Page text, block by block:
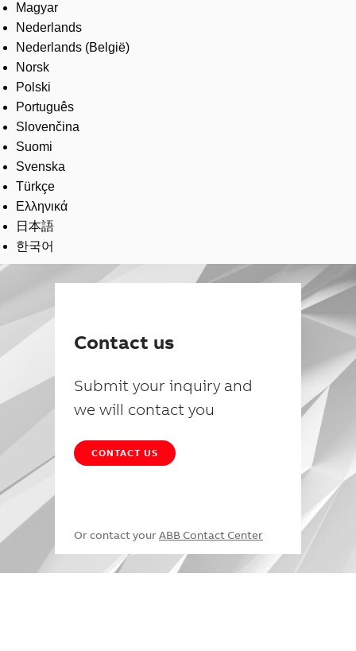
Magyar
Nederlands
Nederlands (België)
Norsk
Polski
Português
Slovenčina
Suomi
Svenska
Türkçe
Ελληνικά
日本語
한국어
Contact us
Submit your inquiry and
we will contact you
CONTACT US
Or contact your ABB Contact Center